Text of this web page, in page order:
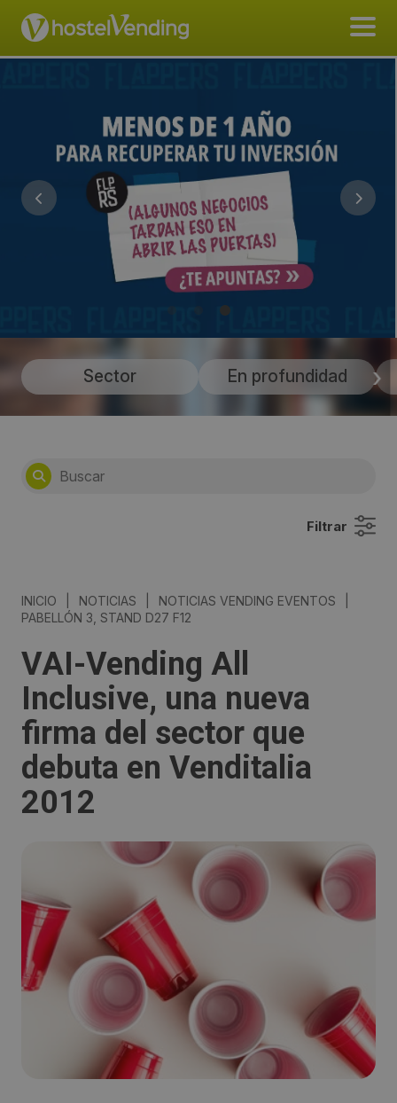
Sector En profundidad
Filtrar
INICIO NOTICIAS NOTICIAS VENDING EVENTOS
PABELLÓN 3, STAND D27 F12
VAI-Vending All
Inclusive, una nueva
firma del sector que
debuta en Venditalia
2012